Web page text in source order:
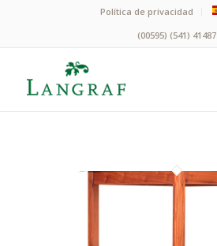
Política de privacidad
(00595) (541) 41487